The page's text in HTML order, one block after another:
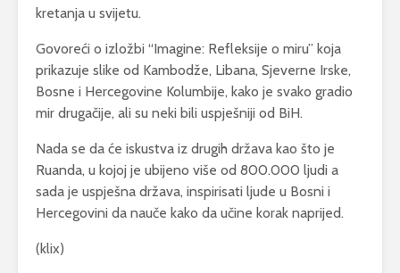
kretanja u svijetu.
Govoreći o izložbi “Imagine: Refleksije o miru” koja
prikazuje slike od Kambodže, Libana, Sjeverne Irske,
Bosne i Hercegovine Kolumbije, kako je svako gradio
mir drugačije, ali su neki bili uspješniji od BiH.
Nada se da će iskustva iz drugih država kao što je
Ruanda, u kojoj je ubijeno više od 800.000 ljudi a
sada je uspješna država, inspirisati ljude u Bosni i
Hercegovini da nauče kako da učine korak naprijed.
(klix)